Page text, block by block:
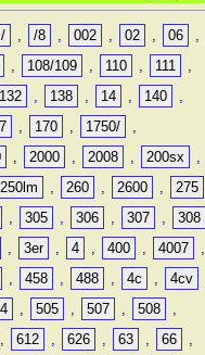
/ , /8 , 002 , 02 , 06
,
, 108/109 , 110 , 111
,
132 , 138 , 14 , 140
,
, 170 , 1750/
,
, 2000 , 2008 , 200sx
,
250lm , 260 , 2600 ,
275
, 305 , 306 , 307 ,
308
, 3er , 4 , 400 , 4007
,
, 458 , 488 , 4c , 4cv
, 505 , 507 , 508
,
, 612 , 626 , 63 , 66
,